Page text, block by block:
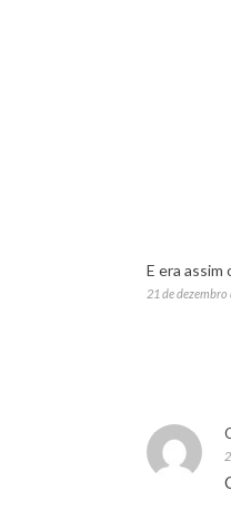
E era assim
21 de dezembro